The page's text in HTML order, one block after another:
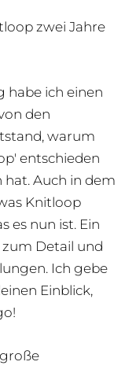
zwei Jahre
habe ich einen
den
warum
entschieden
hat. Auch in dem
Knitloop
es nun ist. Ein
zum Detail und
Ich gebe
Einblick,